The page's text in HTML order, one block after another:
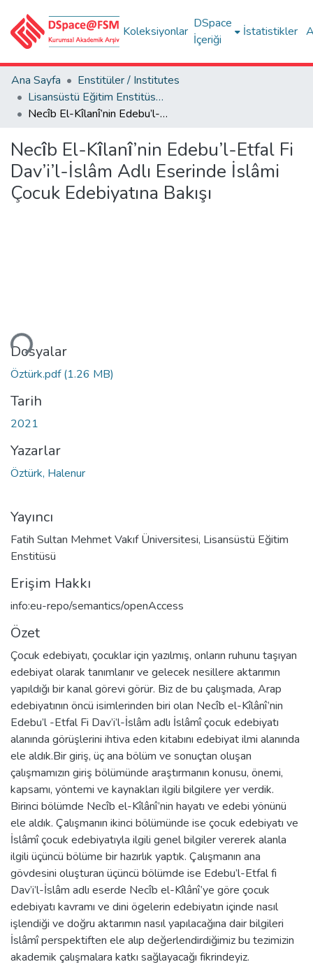
Koleksiyonlar
DSpace
İçeriği
İstatistikler
Ana Sayfa
Enstitüler / Institutes
Lisansüstü Eğitim Enstitüsü Tez Koleksiyonu
Necı̂b El-Kı̂lanı̂’nin Edebu’l-Etfal Fi Dav’i’l-İslâm Adlı Eserinde İslâmi Çocuk Edebiyatına Bakışı
Necı̂b El-Kı̂lanı̂’nin Edebu’l-Etfal Fi
Dav’i’l-İslâm Adlı Eserinde İslâmi
Çocuk Edebiyatına Bakışı
Dosyalar
Öztürk.pdf(1.26 MB)
Tarih
2021
Yazarlar
Öztürk, Halenur
Yayıncı
Fatih Sultan Mehmet Vakıf Üniversitesi, Lisansüstü Eğitim
Enstitüsü
Erişim Hakkı
info:eu-repo/semantics/openAccess
Özet
Çocuk edebiyatı, çocuklar için yazılmış, onların ruhunu taşıyan
edebiyat olarak tanımlanır ve gelecek nesillere aktarımın
yapıldığı bir kanal görevi görür. Biz de bu çalışmada, Arap
edebiyatının öncü isimlerinden biri olan Necı̂b el-Kîlânî’nin
Edebu’l -Etfal Fi Dav’i’l-İslâm adlı İslâmî çocuk edebiyatı
alanında görüşlerini ihtiva eden kitabını edebiyat ilmi alanında
ele aldık.Bir giriş, üç ana bölüm ve sonuçtan oluşan
çalışmamızın giriş bölümünde araştırmanın konusu, önemi,
kapsamı, yöntemi ve kaynakları ilgili bilgilere yer verdik.
Birinci bölümde Necı̂b el-Kîlânî’nin hayatı ve edebi yönünü
ele aldık. Çalışmanın ikinci bölümünde ise çocuk edebiyatı ve
İslâmî çocuk edebiyatıyla ilgili genel bilgiler vererek alanla
ilgili üçüncü bölüme bir hazırlık yaptık. Çalışmanın ana
gövdesini oluşturan üçüncü bölümde ise Edebu’l-Etfal fi
Dav’i’l-İslâm adlı eserde Necı̂b el-Kîlânî’ye göre çocuk
edebiyatı kavramı ve dini ögelerin edebiyatın içinde nasıl
işlendiği ve doğru aktarımın nasıl yapılacağına dair bilgileri
İslâmî perspektiften ele alıp değerlendirdiğimiz bu tezimizin
akademik çalışmalara katkı sağlayacağı fikrindeyiz.